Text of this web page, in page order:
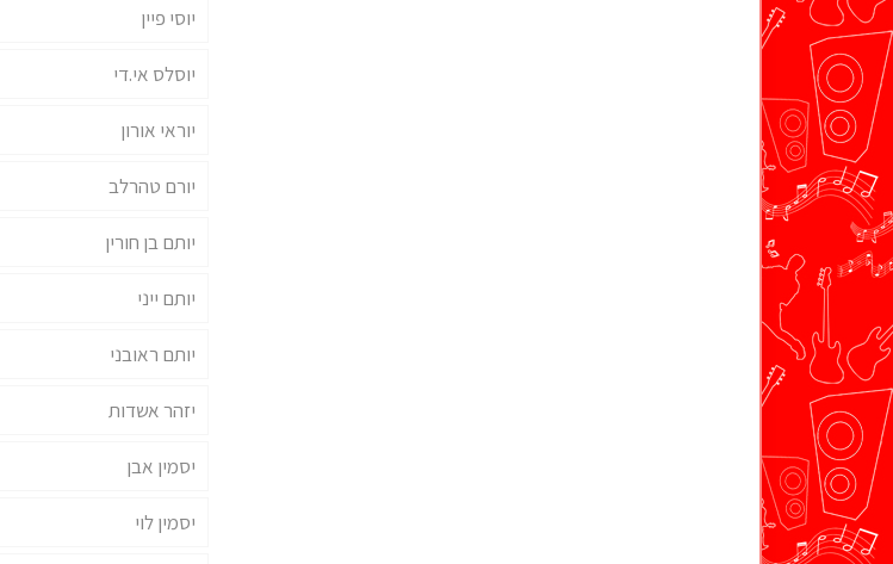
יוסי פיין
יוסלס אי.די
יוראי אורון
יורם טהרלב
יותם בן חורין
יותם ייני
יותם ראובני
יזהר אשדות
יסמין אבן
יסמין לוי